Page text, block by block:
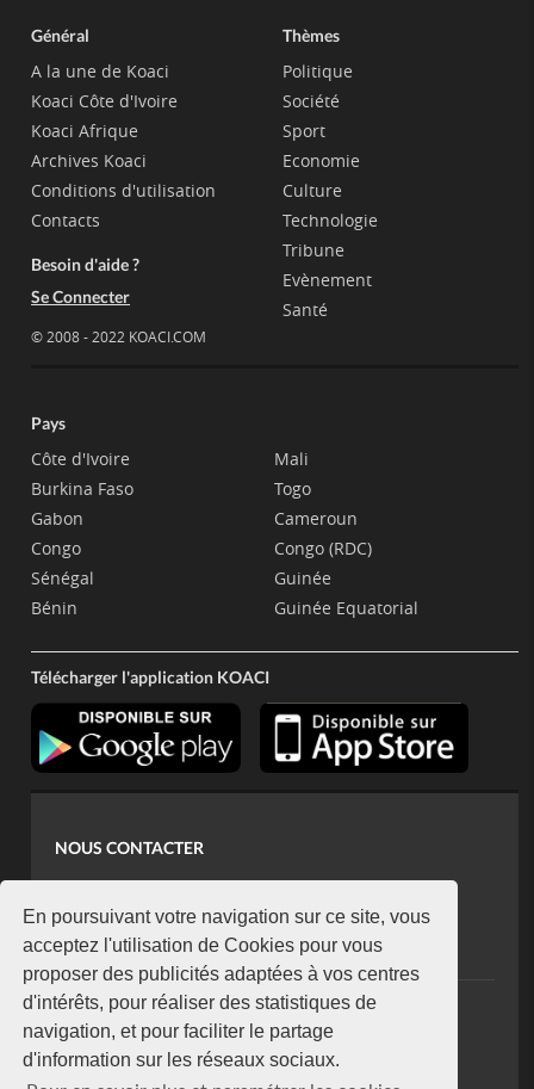
En poursuivant votre navigation sur ce site, vous
acceptez l'utilisation de Cookies pour vous
proposer des publicités adaptées à vos centres
d'intérêts, pour réaliser des statistiques de
navigation, et pour faciliter le partage
d'information sur les réseaux sociaux.
Général
A la une de Koaci
Koaci Côte d'Ivoire
Koaci Afrique
Archives Koaci
Conditions d'utilisation
Contacts
Besoin d'aide ?
Se Connecter
© 2008 - 2022 KOACI.COM
Thèmes
Politique
Société
Sport
Economie
Culture
Technologie
Tribune
Evènement
Santé
Pays
Côte d'Ivoire
Burkina Faso
Gabon
Congo
Sénégal
Bénin
Mali
Togo
Cameroun
Congo (RDC)
Guinée
Guinée Equatorial
Télécharger l'application KOACI
NOUS CONTACTER
koaci@yahoo.fr
+225 07 08 85 52 93
NEWSLETTER
Restez connecté via notre newsletter
S'abonner